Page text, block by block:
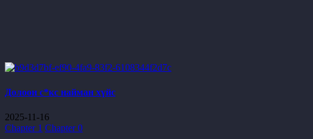
Долоон с*кс найман хүйс
2025-11-16
Chapter 1 Chapter 0